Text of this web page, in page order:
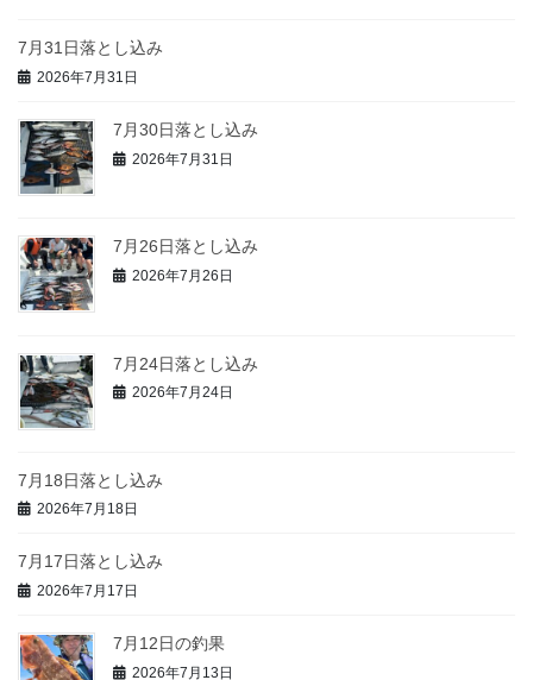
7月31日落とし込み
2026年7月31日
7月30日落とし込み
2026年7月31日
7月26日落とし込み
2026年7月26日
7月24日落とし込み
2026年7月24日
7月18日落とし込み
2026年7月18日
7月17日落とし込み
2026年7月17日
7月12日の釣果
2026年7月13日